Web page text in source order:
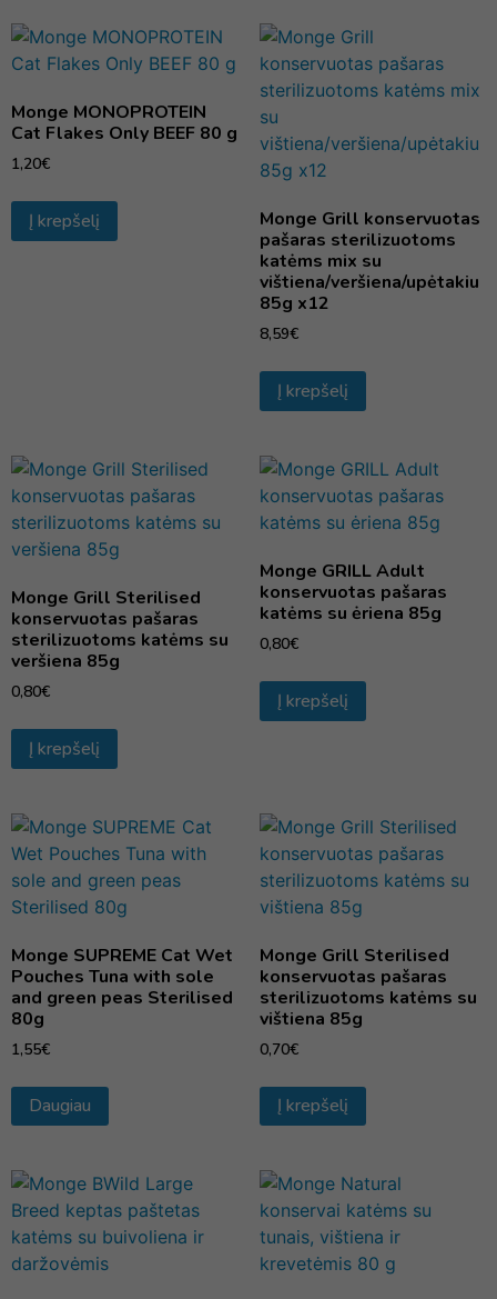
Monge MONOPROTEIN
Cat Flakes Only BEEF 80 g
1,20€
Į krepšelį
Monge Grill konservuotas
pašaras sterilizuotoms
katėms mix su
vištiena/veršiena/upėtakiu
85g x12
8,59€
Į krepšelį
Monge Grill Sterilised
konservuotas pašaras
sterilizuotoms katėms su
veršiena 85g
0,80€
Į krepšelį
Monge GRILL Adult
konservuotas pašaras
katėms su ėriena 85g
0,80€
Į krepšelį
Monge SUPREME Cat Wet
Pouches Tuna with sole
and green peas Sterilised
80g
1,55€
Daugiau
Monge Grill Sterilised
konservuotas pašaras
sterilizuotoms katėms su
vištiena 85g
0,70€
Į krepšelį